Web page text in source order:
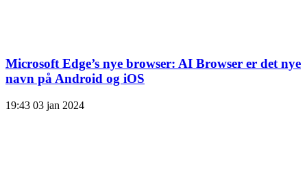
Microsoft Edge’s nye browser: AI Browser er det nye
navn på Android og iOS
19:43 03 jan 2024